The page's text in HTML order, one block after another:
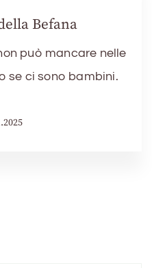
Befana
può mancare nelle
se ci sono bambini.